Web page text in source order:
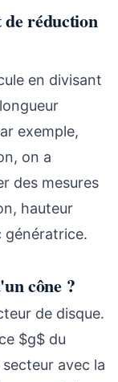
réduction
en divisant
exemple,
on a
des mesures
hauteur
génératrice.
cône ?
de disque.
$g$ du
secteur avec la